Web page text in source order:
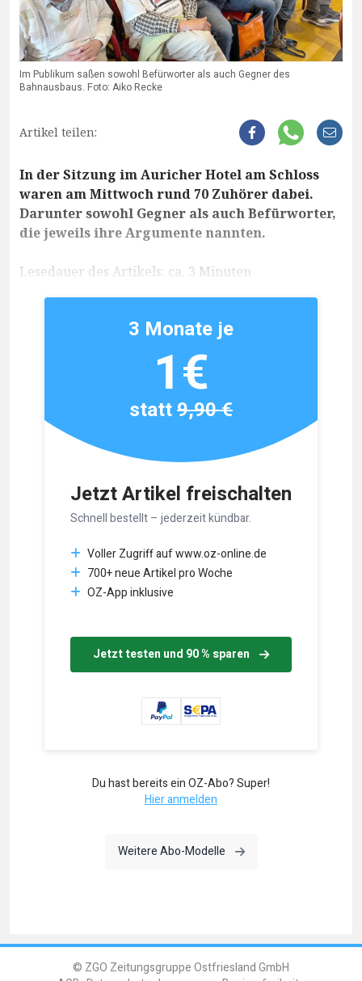
Im Publikum saßen sowohl Befürworter als auch Gegner des
Bahnausbaus. Foto: Aiko Recke
Artikel teilen:
In der Sitzung im Auricher Hotel am Schloss
waren am Mittwoch rund 70 Zuhörer dabei.
Darunter sowohl Gegner als auch Befürworter,
die jeweils ihre Argumente nannten.
Lesedauer des Artikels: ca. 3 Minuten
Jetzt Artikel freischalten
Schnell bestellt – jederzeit kündbar.
Voller Zugriff auf www.oz-online.de
700+ neue Artikel pro Woche
OZ-App inklusive
Jetzt testen und 90 % sparen
3 Monate je
1€
statt9,90 €
Du hast bereits ein OZ-Abo? Super!
Hier anmelden
Weitere Abo-Modelle
© ZGO Zeitungsgruppe Ostfriesland GmbH